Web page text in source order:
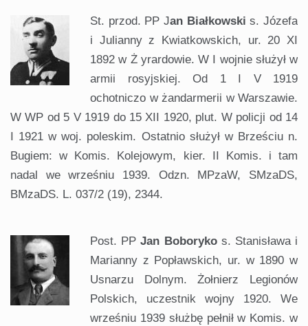
St. przod. PP Jan Białkowski s. Józefa
i Julianny z Kwiatkowskich, ur. 20 XI
1892 w Ż yrardowie. W I wojnie służył w
armii rosyjskiej. Od 1 I V 1919
ochotniczo w żandarmerii w Warszawie.
W WP od 5 V 1919 do 15 XII 1920, plut. W policji od 14
I 1921 w woj. poleskim. Ostatnio służył w Brześciu n.
Bugiem: w Komis. Kolejowym, kier. II Komis. i tam
nadal we wrześniu 1939. Odzn. MPzaW, SMzaDS,
BMzaDS. L. 037/2 (19), 2344.
Post. PPJan Boborykos. Stanisława i
Marianny z Popławskich, ur. w 1890 w
Usnarzu Dolnym. Żołnierz Legionów
Polskich, uczestnik wojny 1920. We
wrześniu 1939 służbę pełnił w Komis. w